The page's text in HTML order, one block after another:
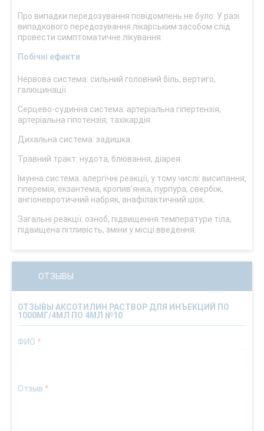
Про випадки передозування повідомлень не було. У разі
випадкового передозування лікарським засобом слід
провести симптоматичне лікування.
Побічні ефекти
Нервова система: сильний головний біль, вертиго,
галюцинації.
Серцево-судинна система: артеріальна гіпертензія,
артеріальна гіпотензія, тахікардія.
Дихальна система: задишка.
Травний тракт: нудота, блювання, діарея.
Імунна система: алергічні реакції, у тому числі: висипання,
гіперемія, екзантема, кропив’янка, пурпура, свербіж,
ангіоневротичний набряк, анафілактичний шок.
Загальні реакції: озноб, підвищення температури тіла,
підвищена пітливість, зміни у місці введення.
ОТЗЫВЫ
ОТЗЫВЫ АКСОТИЛИН РАСТВОР ДЛЯ ИНЪЕКЦИЙ ПО
1000МГ/4МЛ ПО 4МЛ №10
ФИО *
Отзыв *